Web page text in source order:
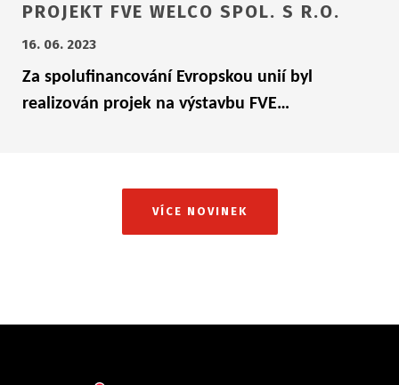
PROJEKT FVE WELCO SPOL. S R.O.
16. 06. 2023
Za spolufinancování Evropskou unií byl
realizován projek na výstavbu FVE…
VÍCE NOVINEK